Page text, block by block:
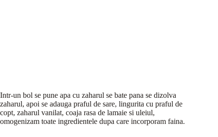
Intr-un bol se pune apa cu zaharul se bate pana se dizolva
zaharul, apoi se adauga praful de sare, lingurita cu praful de
copt, zaharul vanilat, coaja rasa de lamaie si uleiul,
omogenizam toate ingredientele dupa care incorporam faina.